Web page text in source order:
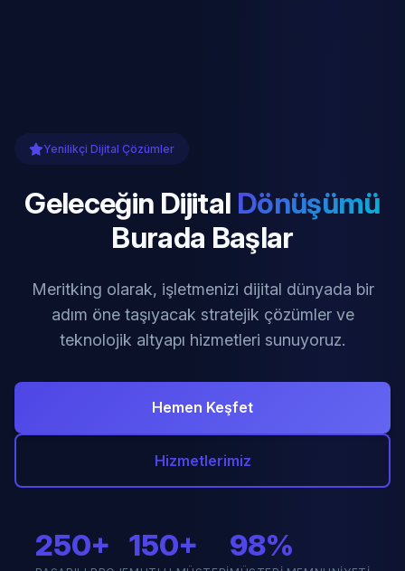
Yenilikçi Dijital Çözümler
Geleceğin Dijital Dönüşümü
Burada Başlar
Meritking olarak, işletmenizi dijital dünyada bir
adım öne taşıyacak stratejik çözümler ve
teknolojik altyapı hizmetleri sunuyoruz.
Hemen Keşfet
Hizmetlerimiz
250+ 150+ 98%